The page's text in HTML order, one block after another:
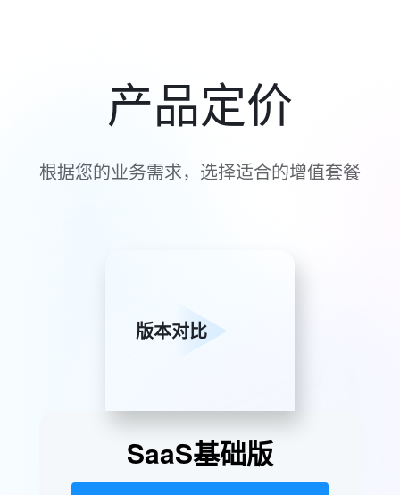
产品定价
根据您的业务需求，选择适合的增值套餐
版本对比
SaaS基础版